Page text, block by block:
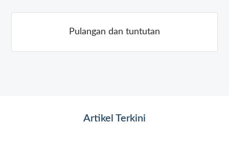
Pulangan dan tuntutan
Artikel Terkini